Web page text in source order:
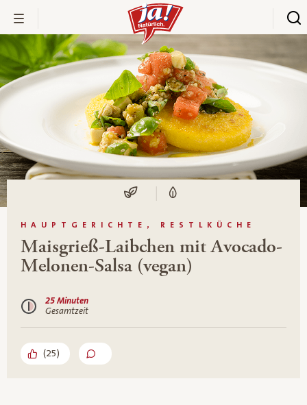
HAUPTGERICHTE, RESTLKÜCHE
Maisgrieß-Laibchen mit Avocado-
Melonen-Salsa (vegan)
25 Minuten
Gesamtzeit
(25)